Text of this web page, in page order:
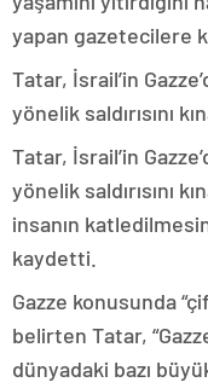
yapan gazetecilere
Tatar, İsrail’in
yönelik saldırısını
Tatar, İsrail’in
yönelik saldırısını
insanın
kaydetti.
Gazze konusunda
belirten Tatar,
dünyadaki bazı